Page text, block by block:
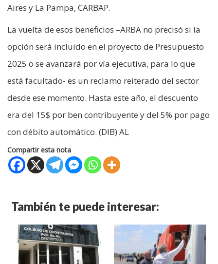
Aires y La Pampa, CARBAP.
La vuelta de esos beneficios –ARBA no precisó si la
opción será incluido en el proyecto de Presupuesto
2025 o se avanzará por vía ejecutiva, para lo que
está facultado- es un reclamo reiterado del sector
desde ese momento. Hasta este año, el descuento
era del 15$ por ben contribuyente y del 5% por pago
con débito automático. (DIB) AL
Compartir esta nota
También te puede interesar: